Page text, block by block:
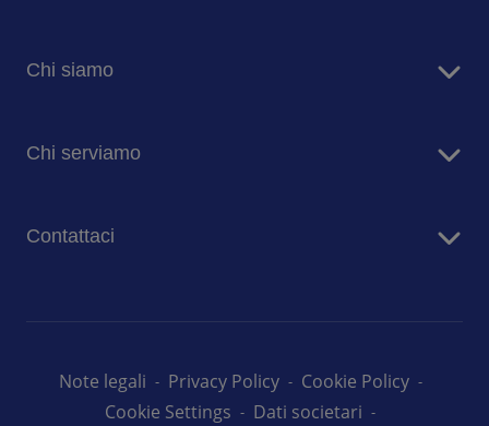
Chi siamo
Sostenibilità
Comunicati stampa
Chi serviamo
Case di risposo
Università
Contattaci
Note legali Privacy Policy
Cookie Policy
Cookie Settings
Dati societari